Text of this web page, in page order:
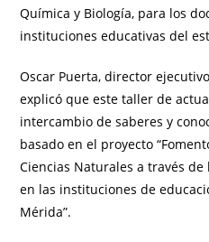
Química y Biología, para los
instituciones educativas del
Oscar Puerta, director
explicó que este taller de
intercambio de saberes y
basado en el proyecto
Ciencias Naturales a través
en las instituciones de
Mérida”.